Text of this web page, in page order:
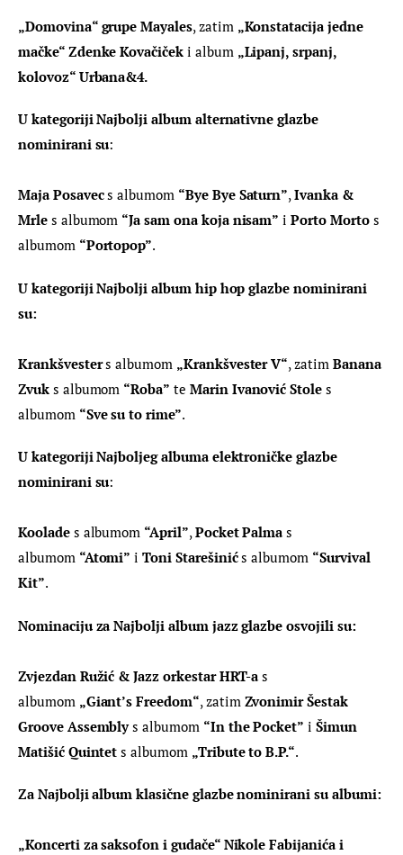
„Domovina“ grupe Mayales, zatim „Konstatacija jedne
mačke“ Zdenke Kovačiček i album „Lipanj, srpanj,
kolovoz“ Urbana&4.
U kategoriji Najbolji album alternativne glazbe
nominirani su:
Maja Posavec s albumom “Bye Bye Saturn”, Ivanka &
Mrle s albumom “Ja sam ona koja nisam” i Porto Morto s
albumom “Portopop”.
U kategoriji Najbolji album hip hop glazbe nominirani
su:
Krankšvester s albumom „Krankšvester V“, zatim Banana
Zvuk s albumom “Roba” te Marin Ivanović Stole s
albumom “Sve su to rime”.
U kategoriji Najboljeg albuma elektroničke glazbe
nominirani su:
Koolade s albumom “April”, Pocket Palma s
albumom “Atomi” i Toni Starešinić s albumom “Survival
Kit”.
Nominaciju za Najbolji album jazz glazbe osvojili su:
Zvjezdan Ružić & Jazz orkestar HRT-a s
albumom „Giant’s Freedom“, zatim Zvonimir Šestak
Groove Assembly s albumom “In the Pocket” i Šimun
Matišić Quintet s albumom „Tribute to B.P.“.
Za Najbolji album klasične glazbe nominirani su albumi:
„Koncerti za saksofon i gudače“ Nikole Fabijanića i